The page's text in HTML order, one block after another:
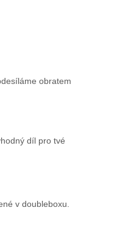
obratem
díl pro tvé
v doubleboxu.